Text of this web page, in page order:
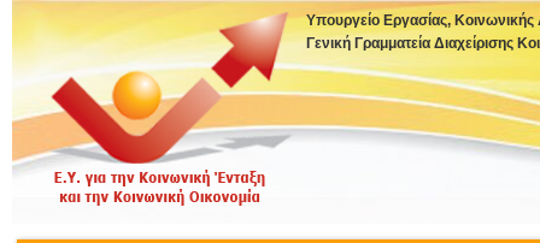
Υπουργείο Εργασίας,
Γενική Γραμματεία Διαχείρισης